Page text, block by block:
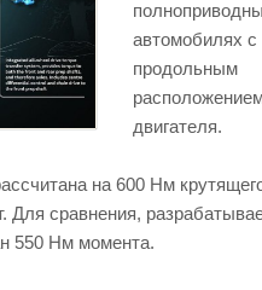
автомобилях с
продольным
двигателя.
на 600 Нм
Для сравнения,
550 Нм момента.